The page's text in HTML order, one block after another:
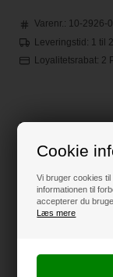
Cookie
Vi bruger cookies
informationen til
accepterer du
Læs mere
Varenr.: 10-2926-
Leveringstid: 1 til
Loyalitetsrabat: 2
75,00